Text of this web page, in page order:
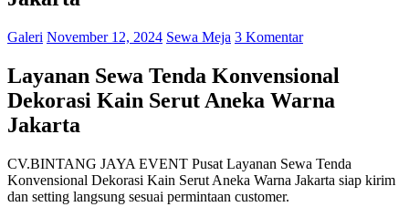
Galeri November 12, 2024 Sewa Meja 3 Komentar
Layanan Sewa Tenda Konvensional
Dekorasi Kain Serut Aneka Warna
Jakarta
CV.BINTANG JAYA EVENT Pusat Layanan Sewa Tenda
Konvensional Dekorasi Kain Serut Aneka Warna Jakarta siap kirim
dan setting langsung sesuai permintaan customer.